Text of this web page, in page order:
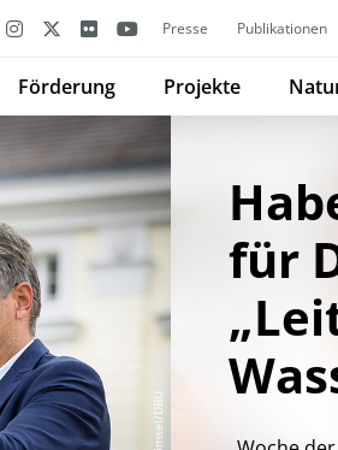
Presse Publikationen
Förderung Projekte
für